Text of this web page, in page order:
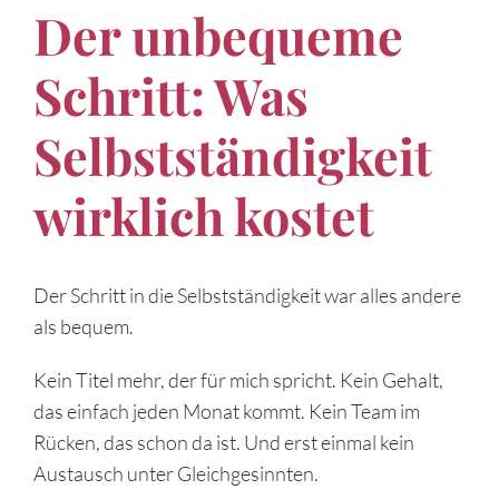
Der unbequeme
Schritt: Was
Selbstständigkeit
wirklich kostet
Der Schritt in die Selbstständigkeit war alles andere
als bequem.
Kein Titel mehr, der für mich spricht. Kein Gehalt,
das einfach jeden Monat kommt. Kein Team im
Rücken, das schon da ist. Und erst einmal kein
Austausch unter Gleichgesinnten.